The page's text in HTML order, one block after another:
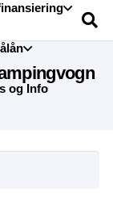
og Info